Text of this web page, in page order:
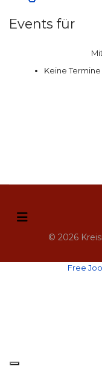
Events für
Keine Termine
© 2026
Free